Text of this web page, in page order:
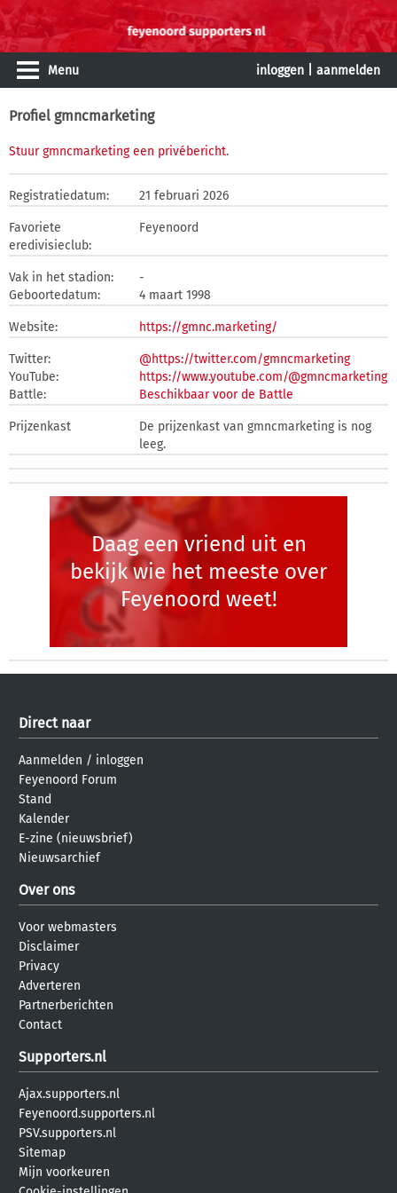
Menu inloggen aanmelden
Profiel gmncmarketing
Stuur gmncmarketing een privébericht.
Registratiedatum: 21 februari 2026
Favoriete
eredivisieclub:
Feyenoord
Vak in het stadion:
-
Geboortedatum:
4 maart 1998
Website: https://gmnc.marketing/
Twitter:
@https://twitter.com/gmncmarketing
YouTube:
https://www.youtube.com/@gmncmarketing
Battle:
Beschikbaar voor de Battle
Prijzenkast
De prijzenkast van gmncmarketing is nog
leeg.
Daag een vriend uit en
bekijk wie het meeste over
Feyenoord weet!
Direct naar
Aanmelden / inloggen
Feyenoord Forum
Stand
Kalender
E-zine (nieuwsbrief)
Nieuwsarchief
Over ons
Voor webmasters
Disclaimer
Privacy
Adverteren
Partnerberichten
Contact
Supporters.nl
Ajax.supporters.nl
Feyenoord.supporters.nl
PSV.supporters.nl
Sitemap
Mijn voorkeuren